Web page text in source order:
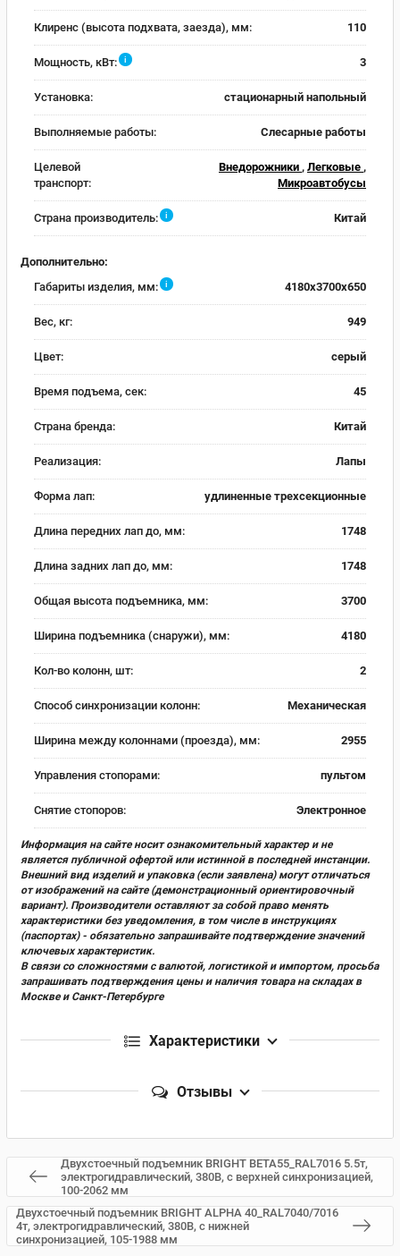
Клиренс (высота подхвата, заезда), мм: 110
Мощность, кВт: i 3
Установка: стационарный напольный
Выполняемые работы: Слесарные работы
Целевой
транспорт:
Внедорожники , Легковые ,
Микроавтобусы
Страна производитель: i Китай
Дополнительно:
Габариты изделия, мм:
i 4180х3700х650
Вес, кг: 949
Цвет: серый
Время подъема, сек: 45
Страна бренда: Китай
Реализация: Лапы
Форма лап: удлиненные трехсекционные
Длина передних лап до, мм: 1748
Длина задних лап до, мм: 1748
Общая высота подъемника, мм: 3700
Ширина подъемника (снаружи), мм: 4180
Кол-во колонн, шт: 2
Способ синхронизации колонн: Механическая
Ширина между колоннами (проезда), мм: 2955
Управления стопорами: пультом
Снятие стопоров: Электронное
Информация на сайте носит ознакомительный характер и не
является публичной офертой или истинной в последней инстанции.
Внешний вид изделий и упаковка (если заявлена) могут отличаться
от изображений на сайте (демонстрационный ориентировочный
вариант). Производители оставляют за собой право менять
характеристики без уведомления, в том числе в инструкциях
(паспортах) - обязательно запрашивайте подтверждение значений
ключевых характеристик.
В связи со сложностями с валютой, логистикой и импортом, просьба
запрашивать подтверждения цены и наличия товара на складах в
Москве и Санкт-Петербурге
Характеристики
Отзывы
Двухстоечный подъемник BRIGHT BETA55_RAL7016 5.5т,
электрогидравлический, 380В, с верхней синхронизацией,
100-2062 мм
Двухстоечный подъемник BRIGHT ALPHA 40_RAL7040/7016
4т, электрогидравлический, 380В, с нижней
синхронизацией, 105-1988 мм